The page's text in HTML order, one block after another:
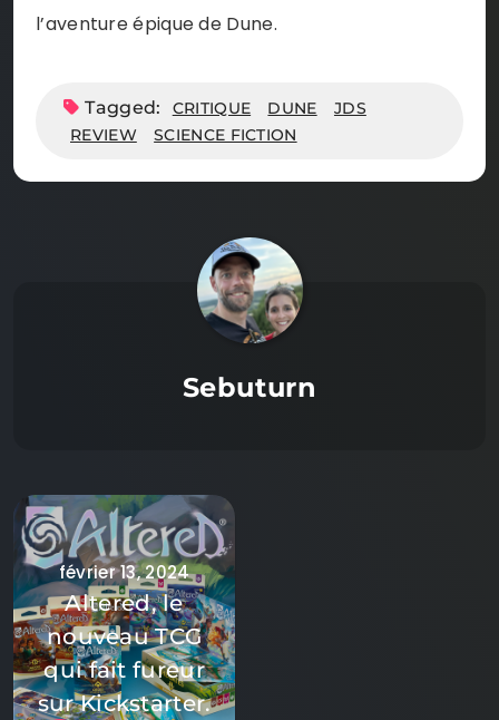
l’aventure épique de Dune.
Tagged: CRITIQUE DUNE
JDS
REVIEW
SCIENCE FICTION
Sebuturn
février 13, 2024
Altered, le
nouveau TCG
qui fait fureur
sur Kickstarter.